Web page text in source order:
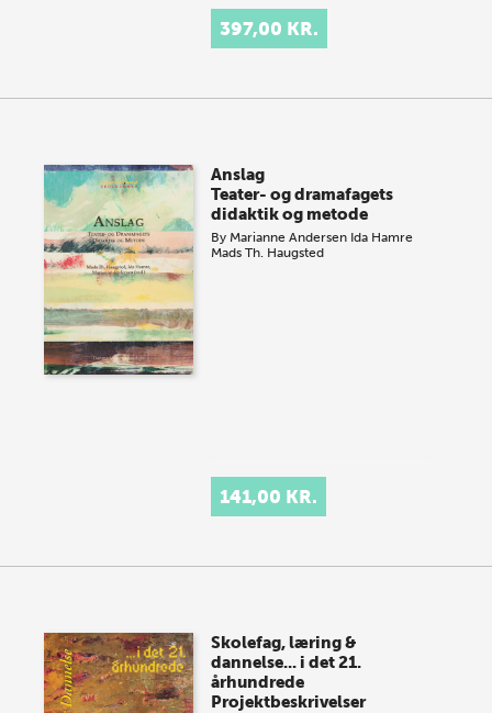
397,00 KR.
Anslag
Teater- og dramafagets
didaktik og metode
By Marianne Andersen Ida Hamre
Mads Th. Haugsted
141,00 KR.
Skolefag, læring &
dannelse... i det 21.
århundrede
Projektbeskrivelser